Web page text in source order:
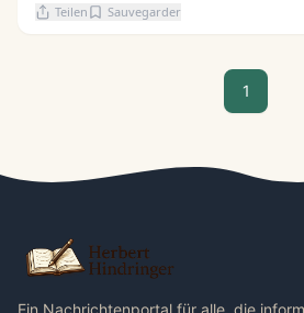
Teilen Sauvegarder
1